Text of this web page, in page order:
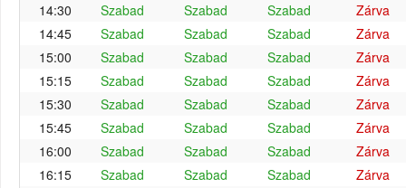
14:30
Szabad Szabad Szabad
Zárva
14:45
Szabad Szabad Szabad
Zárva
15:00
Szabad Szabad Szabad
Zárva
15:15
Szabad Szabad Szabad
Zárva
15:30
Szabad Szabad Szabad
Zárva
15:45
Szabad Szabad Szabad
Zárva
16:00
Szabad Szabad Szabad
Zárva
16:15
Szabad Szabad Szabad Zárva